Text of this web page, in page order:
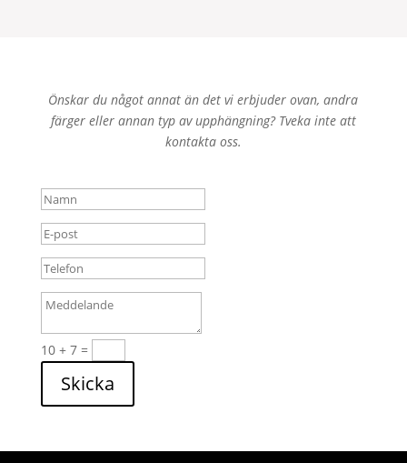
Önskar du något annat än det vi erbjuder ovan, andra
färger eller annan typ av upphängning? Tveka inte att
kontakta oss.
10 + 7=
Skicka